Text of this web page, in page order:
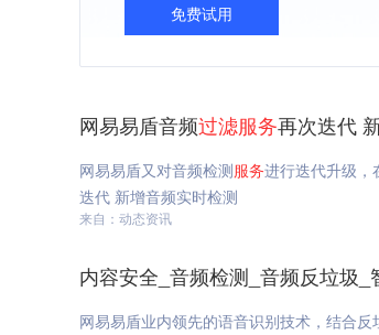
免费试用
网易易盾音频过滤服务再次迭代
网易易盾又对音频检测服务进行迭代升级，
迭代 新增音频实时检测
来自：动态资讯
内容安全_音频检测_音频反垃圾_
网易易盾业内领先的语音识别技术，结合反